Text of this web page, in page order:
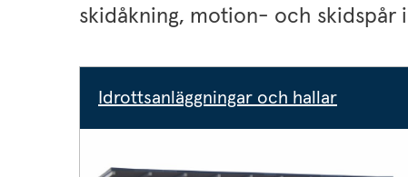
skidåkning, motion- och skidspår
Idrottsanläggningar och hallar